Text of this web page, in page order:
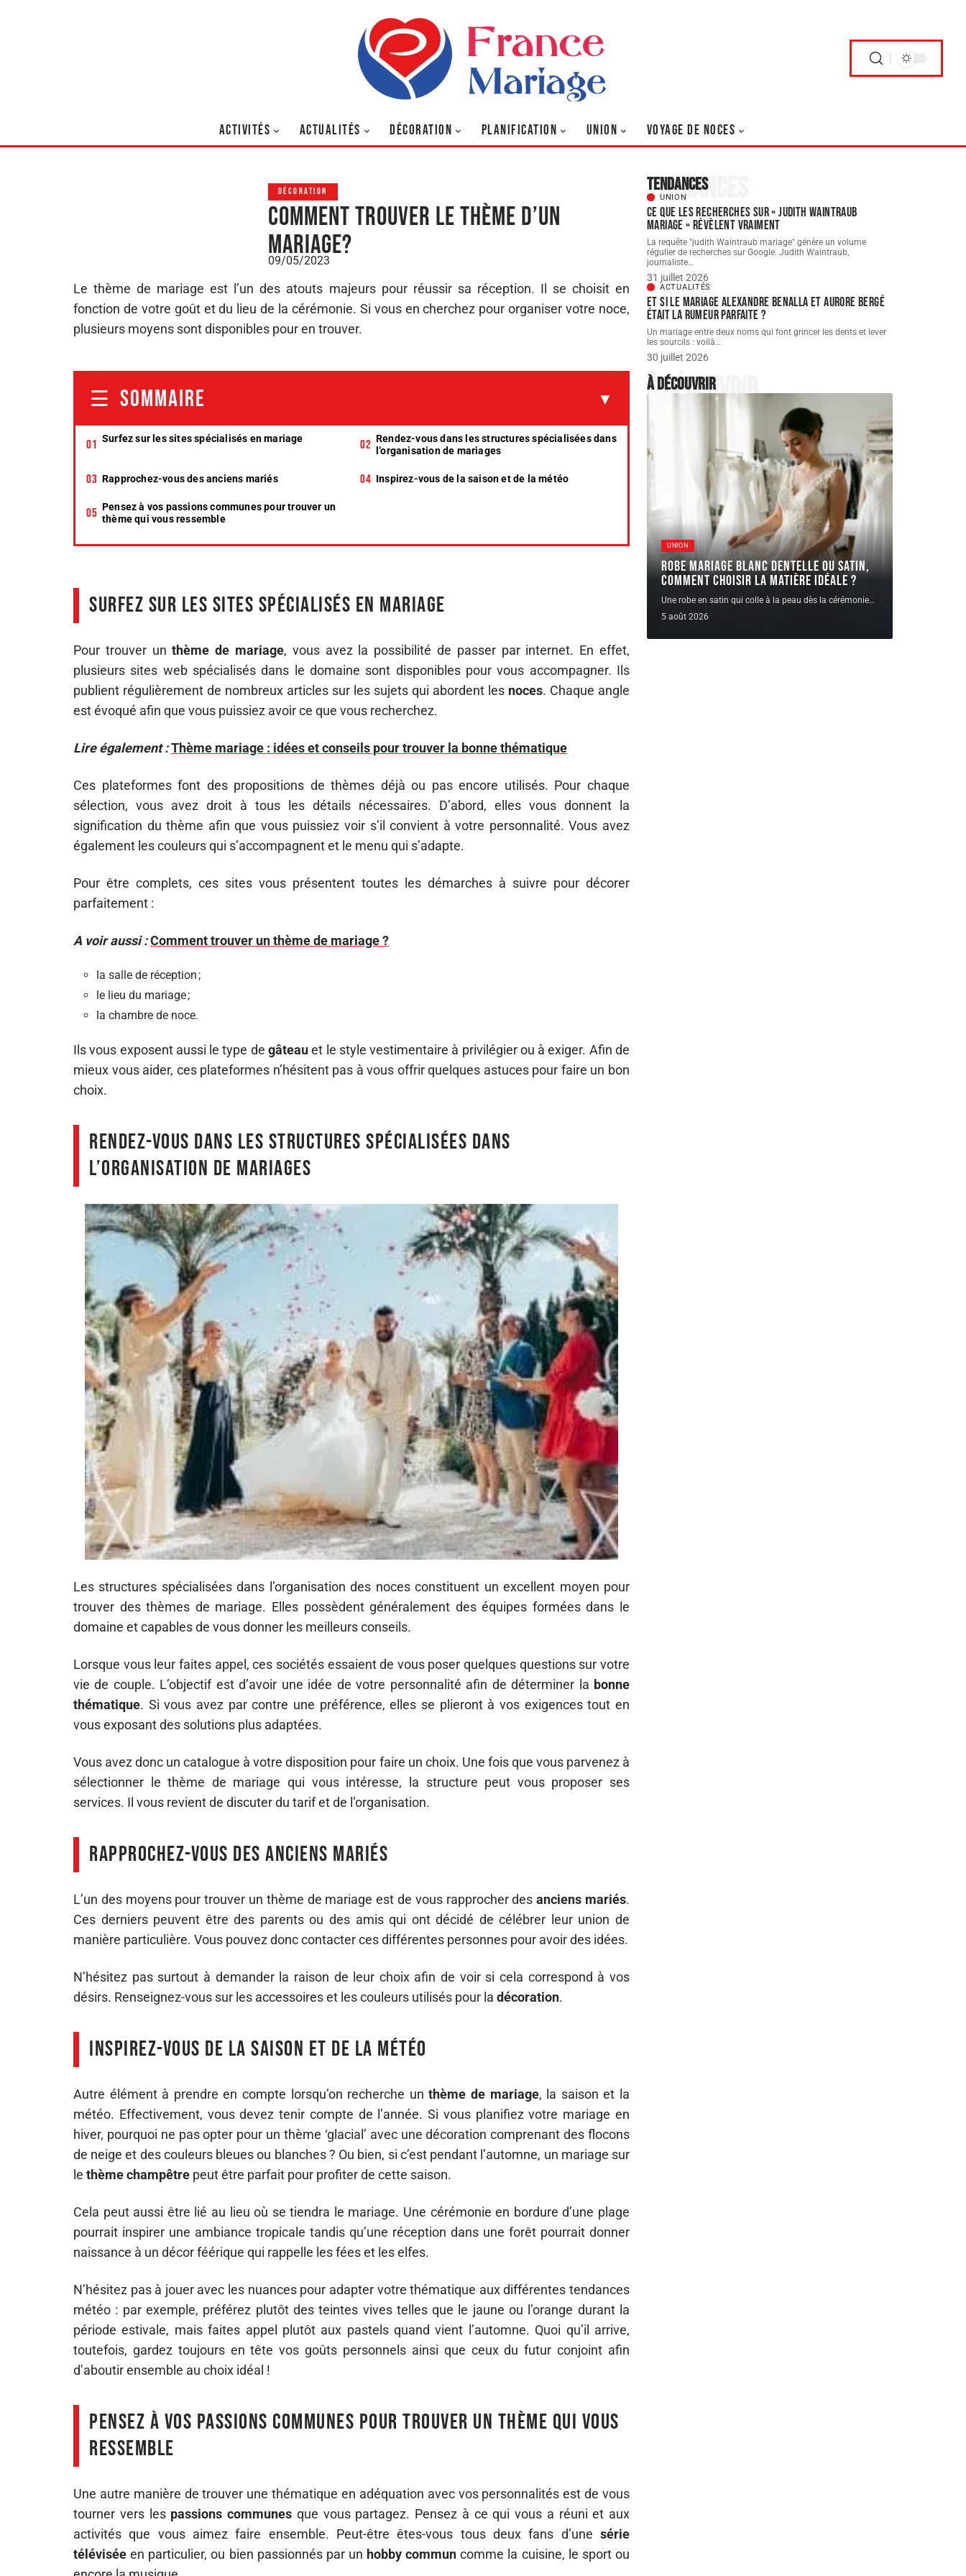
ACTIVITÉS ACTUALITÉS DÉCORATION PLANIFICATION UNION VOYAGE DE NOCES
DÉCORATION
Comment trouver le thème d’un
mariage?
09/05/2023
Le thème de mariage est l’un des atouts majeurs pour réussir sa réception. Il se choisit en
fonction de votre goût et du lieu de la cérémonie. Si vous en cherchez pour organiser votre noce,
plusieurs moyens sont disponibles pour en trouver.
SOMMAIRE
Surfez sur les sites spécialisés en mariage
Rendez-vous dans les structures spécialisées dans
l’organisation de mariages
Rapprochez-vous des anciens mariés Inspirez-vous de la saison et de la météo
Pensez à vos passions communes pour trouver un
thème qui vous ressemble
Surfez sur les sites spécialisés en mariage
Pour trouver unthème de mariage, vous avez la possibilité de passer par internet. En effet,
plusieurs sites web spécialisés dans le domaine sont disponibles pour vous accompagner. Ils
publient régulièrement de nombreux articles sur les sujets qui abordent les noces. Chaque angle
est évoqué afin que vous puissiez avoir ce que vous recherchez.
Lire également :Thème mariage : idées et conseils pour trouver la bonne thématique
Ces plateformes font des propositions de thèmes déjà ou pas encore utilisés. Pour chaque
sélection, vous avez droit à tous les détails nécessaires. D’abord, elles vous donnent la
signification du thème afin que vous puissiez voir s’il convient à votre personnalité. Vous avez
également les couleurs qui s’accompagnent et le menu qui s’adapte.
Pour être complets, ces sites vous présentent toutes les démarches à suivre pour décorer
parfaitement :
A voir aussi :Comment trouver un thème de mariage ?
la salle de réception ;
le lieu du mariage ;
la chambre de noce.
Ils vous exposent aussi le type de gâteauet le style vestimentaire à privilégier ou à exiger. Afin de
mieux vous aider, ces plateformes n’hésitent pas à vous offrir quelques astuces pour faire un bon
choix.
Rendez-vous dans les structures spécialisées dans
l’organisation de mariages
Les structures spécialisées dans l’organisation des noces constituent un excellent moyen pour
trouver des thèmes de mariage. Elles possèdent généralement des équipes formées dans le
domaine et capables de vous donner les meilleurs conseils.
Lorsque vous leur faites appel, ces sociétés essaient de vous poser quelques questions sur votre
vie de couple. L’objectif est d’avoir une idée de votre personnalité afin de déterminer la bonne
thématique. Si vous avez par contre une préférence, elles se plieront à vos exigences tout en
vous exposant des solutions plus adaptées.
Vous avez donc un catalogue à votre disposition pour faire un choix. Une fois que vous parvenez à
sélectionner le thème de mariage qui vous intéresse, la structure peut vous proposer ses
services. Il vous revient de discuter du tarif et de l’organisation.
Rapprochez-vous des anciens mariés
L’un des moyens pour trouver un thème de mariage est de vous rapprocher desanciens mariés.
Ces derniers peuvent être des parents ou des amis qui ont décidé de célébrer leur union de
manière particulière. Vous pouvez donc contacter ces différentes personnes pour avoir des idées.
N’hésitez pas surtout à demander la raison de leur choix afin de voir si cela correspond à vos
désirs. Renseignez-vous sur les accessoires et les couleurs utilisés pour la décoration.
Inspirez-vous de la saison et de la météo
Autre élément à prendre en compte lorsqu’on recherche unthème de mariage, la saison et la
météo. Effectivement, vous devez tenir compte de l’année. Si vous planifiez votre mariage en
hiver, pourquoi ne pas opter pour un thème ‘glacial’ avec une décoration comprenant des flocons
de neige et des couleurs bleues ou blanches ? Ou bien, si c’est pendant l’automne, un mariage sur
le thème champêtre peut être parfait pour profiter de cette saison.
Cela peut aussi être lié au lieu où se tiendra le mariage. Une cérémonie en bordure d’une plage
pourrait inspirer une ambiance tropicale tandis qu’une réception dans une forêt pourrait donner
naissance à un décor féérique qui rappelle les fées et les elfes.
N’hésitez pas à jouer avec les nuances pour adapter votre thématique aux différentes tendances
météo : par exemple, préférez plutôt des teintes vives telles que le jaune ou l’orange durant la
période estivale, mais faites appel plutôt aux pastels quand vient l’automne. Quoi qu’il arrive,
toutefois, gardez toujours en tête vos goûts personnels ainsi que ceux du futur conjoint afin
d’aboutir ensemble au choix idéal !
Pensez à vos passions communes pour trouver un thème qui vous
ressemble
Une autre manière de trouver une thématique en adéquation avec vos personnalités est de vous
tourner vers les passions communes que vous partagez. Pensez à ce qui vous a réuni et aux
activités que vous aimez faire ensemble. Peut-être êtes-vous tous deux fans d’une série
télévisée en particulier, ou bien passionnés par un hobby commun comme la cuisine, le sport ou
Tendances
Tendances
UNION
Ce que les recherches sur « judith Waintraub
mariage » révèlent vraiment
La requête "judith Waintraub mariage" génère un volume
régulier de recherches sur Google. Judith Waintraub,
journaliste…
31 juillet 2026
ACTUALITÉS
Et si le Mariage Alexandre Benalla et Aurore Bergé
était la rumeur parfaite ?
Un mariage entre deux noms qui font grincer les dents et lever
les sourcils : voilà…
30 juillet 2026
À découvrir
À découvrir
UNION
Robe Mariage blanc dentelle ou satin,
comment choisir la matière idéale ?
Une robe en satin qui colle à la peau dès la cérémonie…
5 août 2026